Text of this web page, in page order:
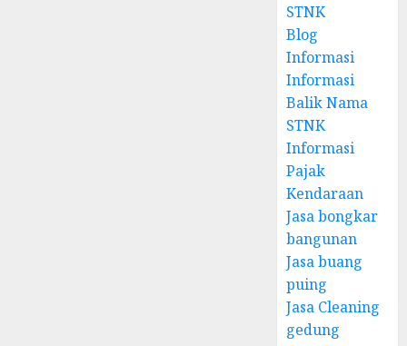
STNK
Blog
Informasi
Informasi
Balik Nama
STNK
Informasi
Pajak
Kendaraan
Jasa bongkar
bangunan
Jasa buang
puing
Jasa Cleaning
gedung